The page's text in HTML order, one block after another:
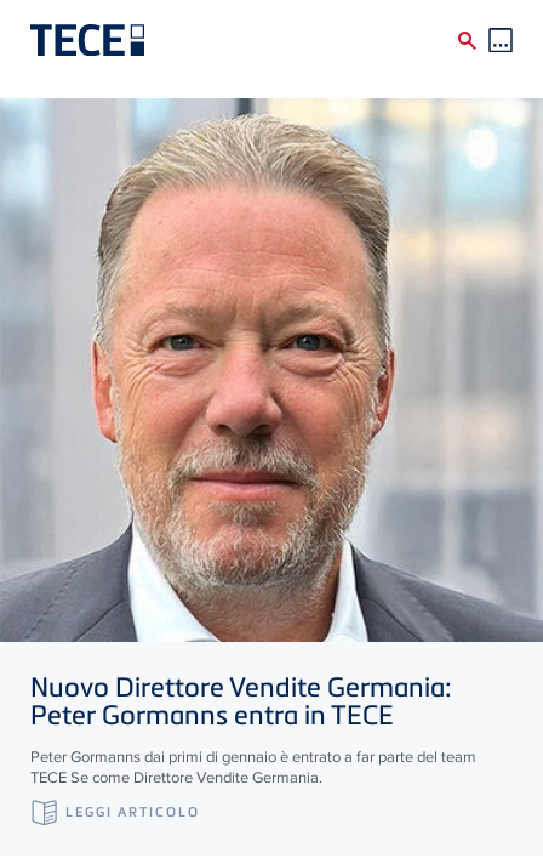
Skip to main content
Nuovo Direttore Vendite Germania:
Peter Gormanns entra inTECE
Peter Gormanns dai primi di gennaio è entrato a far parte del team
TECESe come Direttore Vendite Germania.
LEGGI ARTICOLO